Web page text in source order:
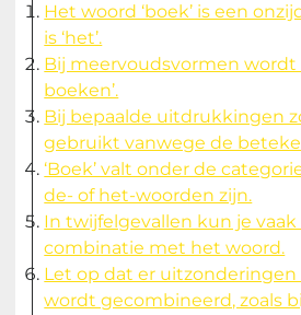
Het woord ‘boek’ is een
is ‘het’.
Bij meervoudsvormen wordt
boeken’.
Bij bepaalde uitdrukkingen
gebruikt vanwege de
‘Boek’ valt onder de
de- of het-woorden zijn.
In twijfelgevallen kun je
combinatie met het woord.
Let op dat er uitzonderingen
wordt gecombineerd, zoals